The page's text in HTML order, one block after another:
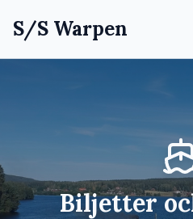
S/S Warpen
Biljetter